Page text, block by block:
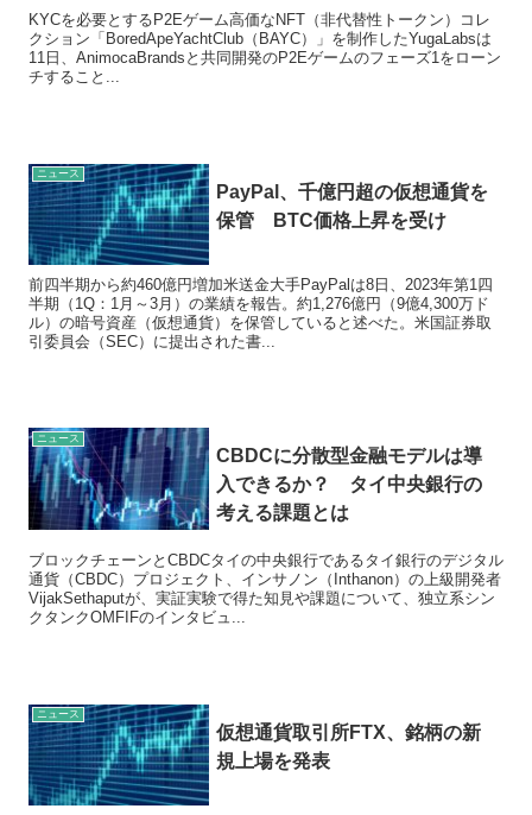
KYCを必要とするP2Eゲーム高価なNFT（非代替性トークン）コレ
クション「BoredApeYachtClub（BAYC）」を制作したYugaLabsは
11日、AnimocaBrandsと共同開発のP2Eゲームのフェーズ1をローン
チすること...
ニュース
PayPal、千億円超の仮想通貨を
保管 BTC価格上昇を受け
前四半期から約460億円増加米送金大手PayPalは8日、2023年第1四
半期（1Q：1月～3月）の業績を報告。約1,276億円（9億4,300万ド
ル）の暗号資産（仮想通貨）を保管していると述べた。米国証券取
引委員会（SEC）に提出された書...
ニュース
CBDCに分散型金融モデルは導
入できるか？ タイ中央銀行の
考える課題とは
ブロックチェーンとCBDCタイの中央銀行であるタイ銀行のデジタル
通貨（CBDC）プロジェクト、インサノン（Inthanon）の上級開発者
VijakSethaputが、実証実験で得た知見や課題について、独立系シン
クタンクOMFIFのインタビュ...
ニュース
仮想通貨取引所FTX、銘柄の新
規上場を発表